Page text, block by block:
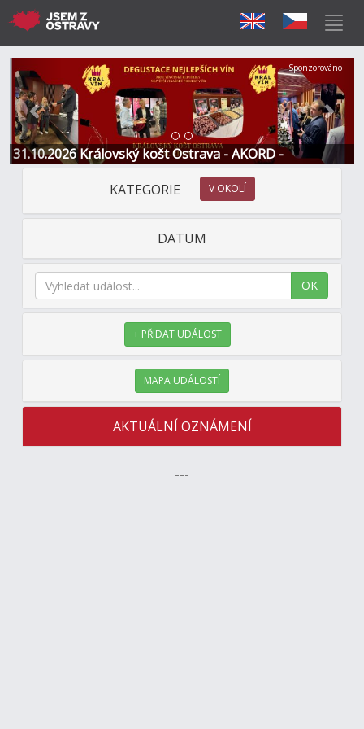
31.10.2026 Královský košt Ostrava - AKORD -
Restaurace a Hotel
Předchozí Další
Sponzorováno
KATEGORIE V OKOLÍ
DATUM
OK
+ PŘIDAT UDÁLOST
MAPA UDÁLOSTÍ
AKTUÁLNÍ OZNÁMENÍ
---